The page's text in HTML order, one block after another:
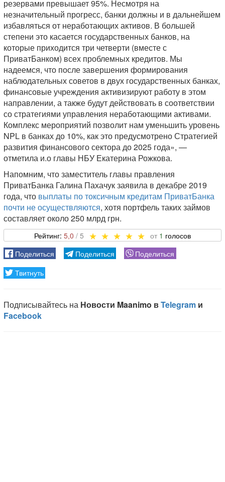
резервами превышает 95%. Несмотря на
незначительный прогресс, банки должны и в дальнейшем
избавляться от неработающих активов. В большей
степени это касается государственных банков, на
которые приходится три четверти (вместе с
ПриватБанком) всех проблемных кредитов. Мы
надеемся, что после завершения формирования
наблюдательных советов в двух государственных банках,
финансовые учреждения активизируют работу в этом
направлении, а также будут действовать в соответствии
со стратегиями управления неработающими активами.
Комплекс мероприятий позволит нам уменьшить уровень
NPL в банках до 10%, как это предусмотрено Стратегией
развития финансового сектора до 2025 года», —
отметила и.о главы НБУ Екатерина Рожкова.
Напомним, что заместитель главы правления
ПриватБанка Галина Пахачук заявила в декабре 2019
года, что выплаты по токсичным кредитам ПриватБанка
почти не осуществляются, хотя портфель таких займов
составляет около 250 млрд грн.
5,0 1